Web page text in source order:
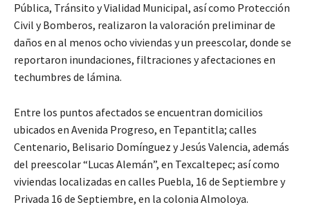
Pública, Tránsito y Vialidad Municipal, así como Protección
Civil y Bomberos, realizaron la valoración preliminar de
daños en al menos ocho viviendas y un preescolar, donde se
reportaron inundaciones, filtraciones y afectaciones en
techumbres de lámina.
Entre los puntos afectados se encuentran domicilios
ubicados en Avenida Progreso, en Tepantitla; calles
Centenario, Belisario Domínguez y Jesús Valencia, además
del preescolar “Lucas Alemán”, en Texcaltepec; así como
viviendas localizadas en calles Puebla, 16 de Septiembre y
Privada 16 de Septiembre, en la colonia Almoloya.